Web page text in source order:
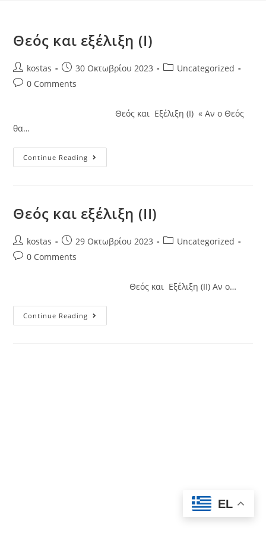
Θεός και εξέλιξη (I)
kostas 30 Οκτωβρίου 2023
Uncategorized
0 Comments
Θεός και Εξέλιξη (Ι) « Αν ο Θεός
θα…
Continue Reading
Θεός και εξέλιξη (II)
kostas 29 Οκτωβρίου 2023
Uncategorized
0 Comments
Θεός και Εξέλιξη (II) Αν ο…
Continue Reading
EL